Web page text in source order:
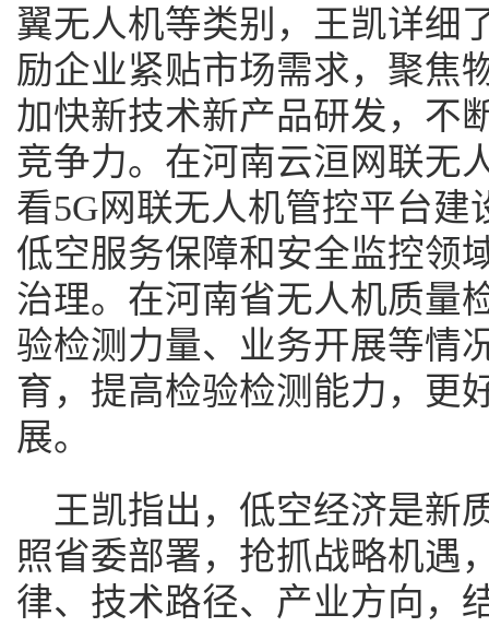
翼无人机等类别，王凯详细
励企业紧贴市场需求，聚焦
加快新技术新产品研发，不
竞争力。在河南云洹网联无
看5G网联无人机管控平台
低空服务保障和安全监控领
治理。在河南省无人机质量
验检测力量、业务开展等情
育，提高检验检测能力，更
展。
王凯指出，低空经济是新
照省委部署，抢抓战略机遇
律、技术路径、产业方向，